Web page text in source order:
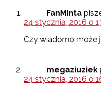
FanMinta
24 stycznia, 2016 o
Czy wiadomo może
megaziuziek
24 stycznia, 2016 o